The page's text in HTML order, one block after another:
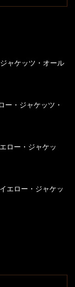
ャケッツ・オール
ー・ジャケッツ・
ロー・ジャケッ
エロー・ジャケッ